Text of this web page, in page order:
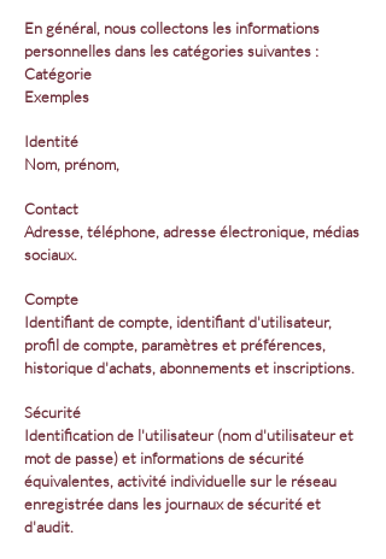
En général, nous collectons les informations
personnelles dans les catégories suivantes :
Catégorie
Exemples
Identité
Nom, prénom,
Contact
Adresse, téléphone, adresse électronique, médias
sociaux.
Compte
Identifiant de compte, identifiant d'utilisateur,
profil de compte, paramètres et préférences,
historique d'achats, abonnements et inscriptions.
Sécurité
Identification de l'utilisateur (nom d'utilisateur et
mot de passe) et informations de sécurité
équivalentes, activité individuelle sur le réseau
enregistrée dans les journaux de sécurité et
d'audit.